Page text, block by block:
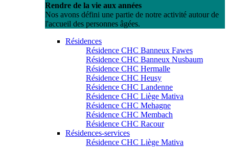
Rendre de la vie aux années
Nos avons défini une partie de notre activité autour de
l'accueil des personnes âgées.
Résidences
Résidence CHC Banneux Fawes
Résidence CHC Banneux Nusbaum
Résidence CHC Hermalle
Résidence CHC Heusy
Résidence CHC Landenne
Résidence CHC Liège Mativa
Résidence CHC Mehagne
Résidence CHC Membach
Résidence CHC Racour
Résidences-services
Résidence CHC Liège Mativa